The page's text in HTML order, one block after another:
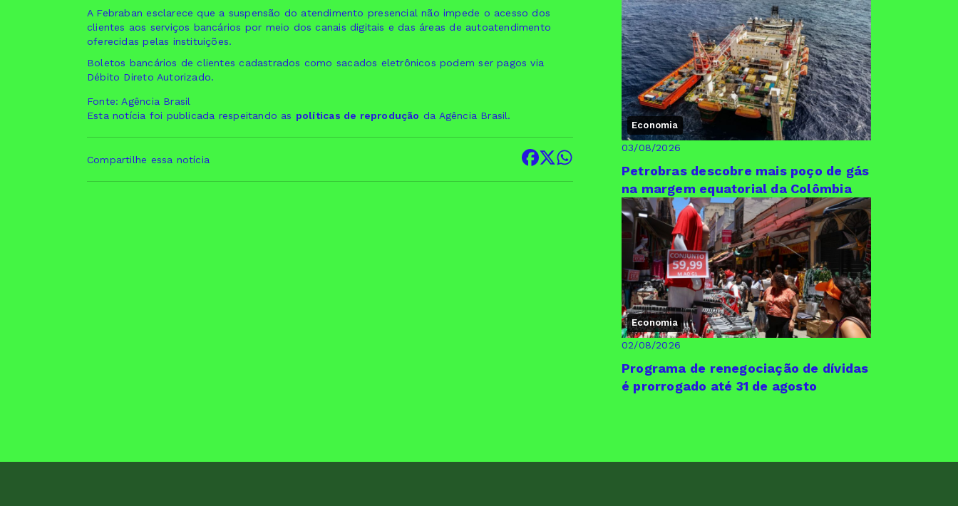
A Febraban esclarece que a suspensão do atendimento presencial não impede o acesso dos
clientes aos serviços bancários por meio dos canais digitais e das áreas de autoatendimento
oferecidas pelas instituições.
Boletos bancários de clientes cadastrados como sacados eletrônicos podem ser pagos via
Débito Direto Autorizado.
Fonte: Agência Brasil
Esta notícia foi publicada respeitando as políticas de reprodução da Agência Brasil.
Compartilhe essa notícia
Economia
03/08/2026
Petrobras descobre mais poço de gás
na margem equatorial da Colômbia
Economia
02/08/2026
Programa de renegociação de dívidas
é prorrogado até 31 de agosto